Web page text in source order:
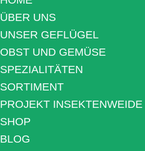
ÜBER UNS
UNSER GEFLÜGEL
OBST UND GEMÜSE
SPEZIALITÄTEN
SORTIMENT
PROJEKT INSEKTENWEIDE
SHOP
BLOG